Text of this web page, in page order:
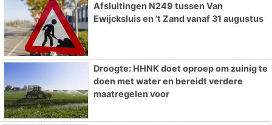
Afsluitingen N249 tussen Van
Ewijcksluis en ’t Zand vanaf 31 augustus
Droogte: HHNK doet oproep om zuinig te
doen met water en bereidt verdere
maatregelen voor